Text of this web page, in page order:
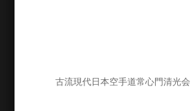
古流現代日本空手道常心門清光会